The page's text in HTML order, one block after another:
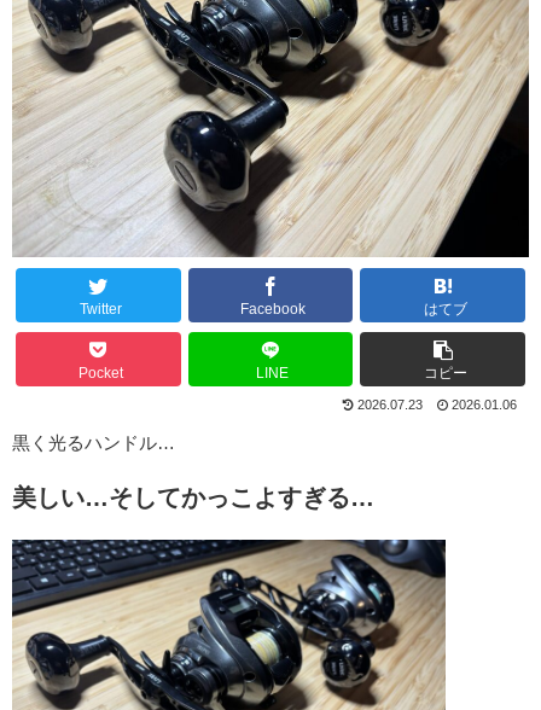
Twitter Facebook はてブ
Pocket LINE コピー
2026.07.23 2026.01.06
黒く光るハンドル…
美しい…そしてかっこよすぎる…